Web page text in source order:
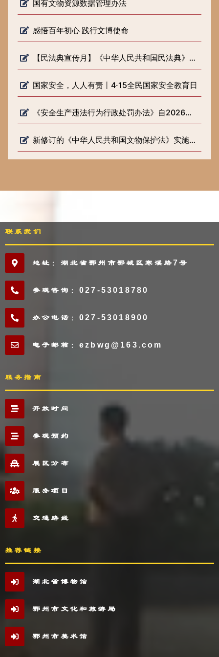
国有文物资源数据管理办法
感悟百年初心 践行文博使命
【民法典宣传月】《中华人民共和国民法典》知识普及
国家安全，人人有责丨4·15全民国家安全教育日
《安全生产违法行为行政处罚办法》自2026年2月1日起施行
新修订的《中华人民共和国文物保护法》实施一周年
联系我们
地址：湖北省鄂州市鄂城区寒溪路7号
参观咨询：027-53018780
办公电话：027-53018900
电子邮箱：ezbwg@163.com
服务指南
开放时间
参观预约
展区分布
服务项目
交通路线
推荐链接
湖北省博物馆
鄂州市文化和旅游局
鄂州市美术馆